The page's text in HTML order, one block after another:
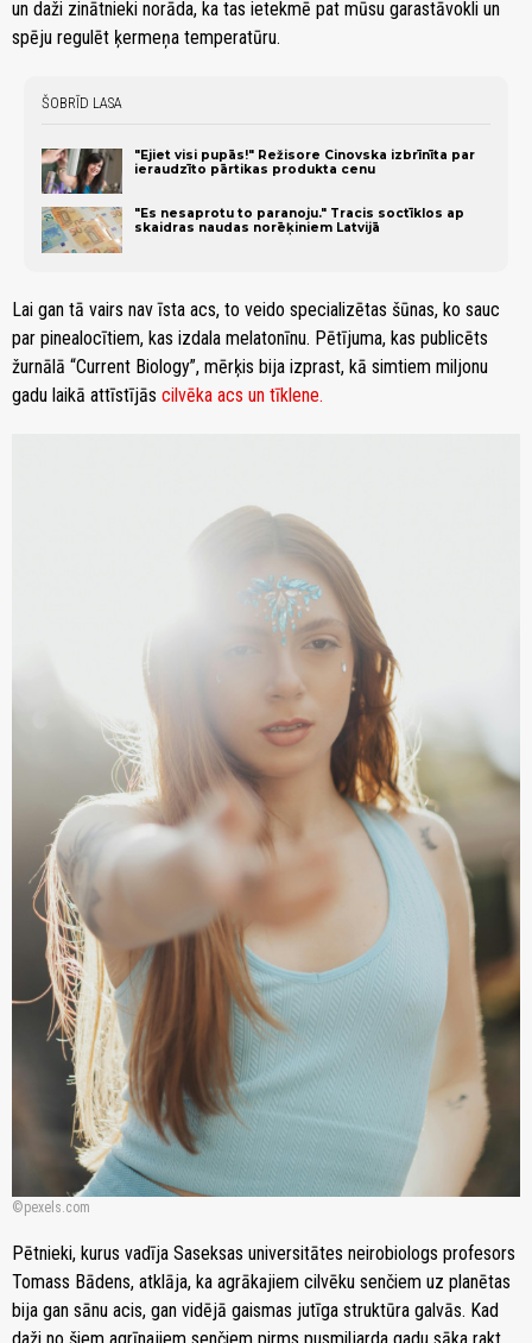
un daži zinātnieki norāda, ka tas ietekmē pat mūsu garastāvokli un
spēju regulēt ķermeņa temperatūru.
ŠOBRĪD LASA
"Ejiet visi pupās!" Režisore Cinovska izbrīnīta par
ieraudzīto pārtikas produkta cenu
"Es nesaprotu to paranoju." Tracis soctīklos ap
skaidras naudas norēķiniem Latvijā
Lai gan tā vairs nav īsta acs, to veido specializētas šūnas, ko sauc
par pinealocītiem, kas izdala melatonīnu. Pētījuma, kas publicēts
žurnālā “Current Biology”, mērķis bija izprast, kā simtiem miljonu
gadu laikā attīstījās cilvēka acs un tīklene.
pexels.com
Pētnieki, kurus vadīja Saseksas universitātes neirobiologs profesors
Tomass Bādens, atklāja, ka agrākajiem cilvēku senčiem uz planētas
bija gan sānu acis, gan vidējā gaismas jutīga struktūra galvās. Kad